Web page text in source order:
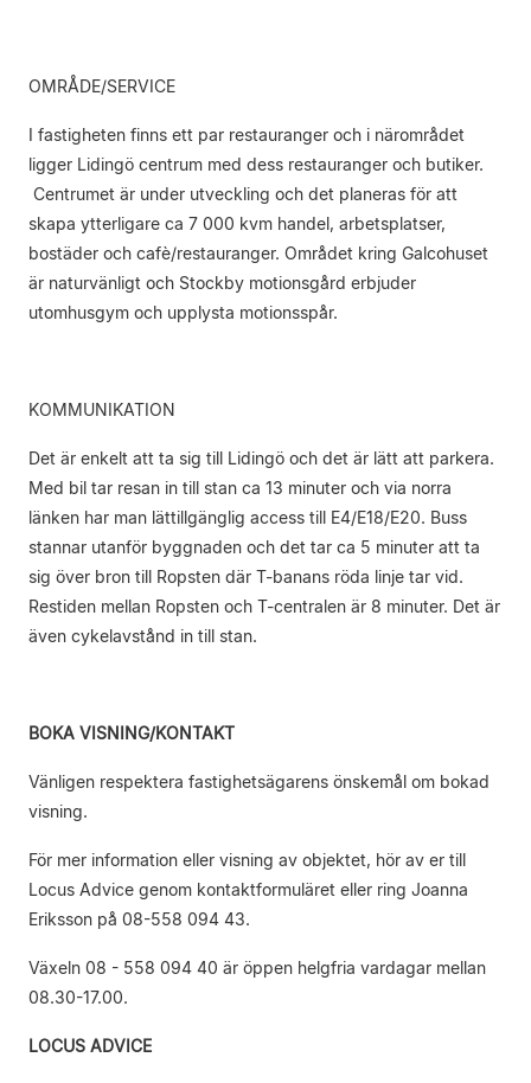
OMRÅDE/SERVICE
I fastigheten finns ett par restauranger och i närområdet
ligger Lidingö centrum med dess restauranger och butiker.
Centrumet är under utveckling och det planeras för att
skapa ytterligare ca 7 000 kvm handel, arbetsplatser,
bostäder och cafè/restauranger. Området kring Galcohuset
är naturvänligt och Stockby motionsgård erbjuder
utomhusgym och upplysta motionsspår.
KOMMUNIKATION
Det är enkelt att ta sig till Lidingö och det är lätt att parkera.
Med bil tar resan in till stan ca 13 minuter och via norra
länken har man lättillgänglig access till E4/E18/E20. Buss
stannar utanför byggnaden och det tar ca 5 minuter att ta
sig över bron till Ropsten där T-banans röda linje tar vid.
Restiden mellan Ropsten och T-centralen är 8 minuter. Det är
även cykelavstånd in till stan.
BOKA VISNING/KONTAKT
Vänligen respektera fastighetsägarens önskemål om bokad
visning.
För mer information eller visning av objektet, hör av er till
Locus Advice genom kontaktformuläret eller ring Joanna
Eriksson på 08-558 094 43.
Växeln 08 - 558 094 40 är öppen helgfria vardagar mellan
08.30-17.00.
LOCUS ADVICE